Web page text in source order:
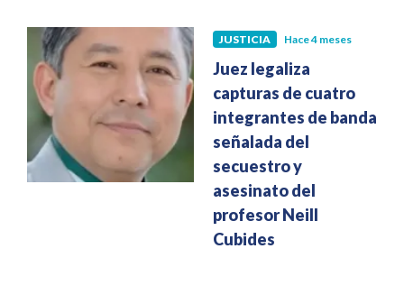
JUSTICIA Hace 4 meses
Juez legaliza
capturas de cuatro
integrantes de banda
señalada del
secuestro y
asesinato del
profesor Neill
Cubides